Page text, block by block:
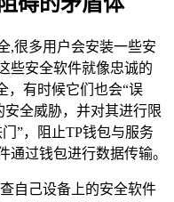
,很多用户会安装一些安
些安全软件就像忠诚的
，有时候它们也会“误
安全威胁，并对其进行限
”，阻止TP钱包与服务
通过钱包进行数据传输。
自己设备上的安全软件